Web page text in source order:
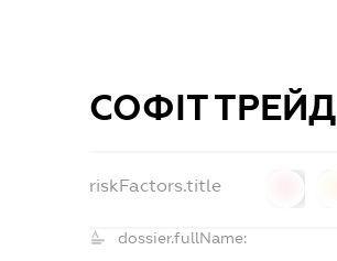
СОФІТ ТРЕЙД
riskFactors.title
dossier.fullName: